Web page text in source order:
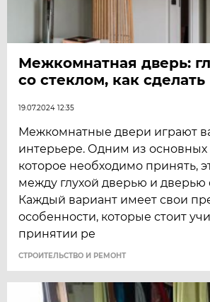
Межкомнатная дверь:
со стеклом, как
19.07.2024 12:35
Межкомнатные двери играют
интерьере. Одним из
которое необходимо принять,
между глухой дверью и дверью
Каждый вариант имеет свои
особенности, которые стоит
принятии ре
СТРОИТЕЛЬСТВО И РЕМОНТ